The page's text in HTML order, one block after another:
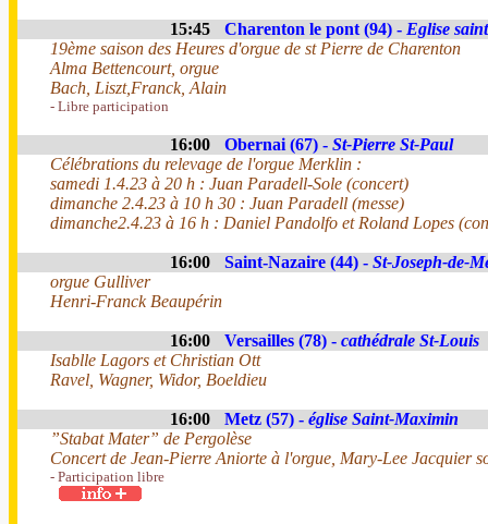
15:45 Charenton le pont (94) - Eglise
19ème saison des Heures d'orgue de st Pierre de Charenton
Alma Bettencourt, orgue
Bach, Liszt,Franck, Alain
- Libre participation
16:00 Obernai (67) - St-Pierre St-Paul
Célébrations du relevage de l'orgue Merklin :
samedi 1.4.23 à 20 h : Juan Paradell-Sole (concert)
dimanche 2.4.23 à 10 h 30 : Juan Paradell (messe)
dimanche2.4.23 à 16 h : Daniel Pandolfo et Roland Lopes
16:00 Saint-Nazaire (44) - St-Joseph-de-
orgue Gulliver
Henri-Franck Beaupérin
16:00 Versailles (78) - cathédrale St-Louis
Isablle Lagors et Christian Ott
Ravel, Wagner, Widor, Boeldieu
16:00 Metz (57) - église Saint-Maximin
”Stabat Mater” de Pergolèse
Concert de Jean-Pierre Aniorte à l'orgue, Mary-Lee Jacquier
- Participation libre